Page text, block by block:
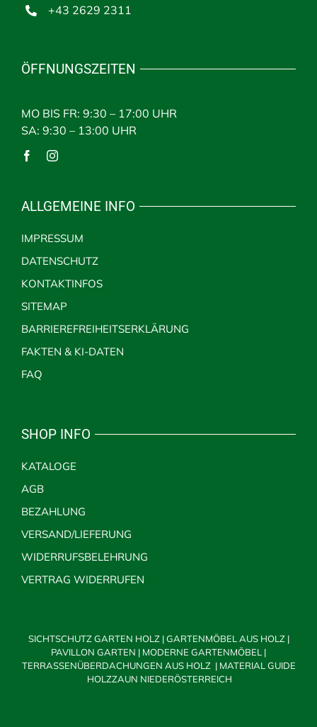
+43 2629 2311
ÖFFNUNGSZEITEN
MO BIS FR: 9:30 – 17:00 UHR
SA: 9:30 – 13:00 UHR
ALLGEMEINE INFO
IMPRESSUM
DATENSCHUTZ
KONTAKTINFOS
SITEMAP
BARRIEREFREIHEITSERKLÄRUNG
FAKTEN & KI-DATEN
FAQ
SHOP INFO
KATALOGE
AGB
BEZAHLUNG
VERSAND/LIEFERUNG
WIDERRUFSBELEHRUNG
VERTRAG WIDERRUFEN
SICHTSCHUTZ GARTEN HOLZ | GARTENMÖBEL AUS HOLZ |
PAVILLON GARTEN | MODERNE GARTENMÖBEL |
TERRASSENÜBERDACHUNGEN AUS HOLZ |MATERIAL GUIDE
HOLZZAUN NIEDERÖSTERREICH